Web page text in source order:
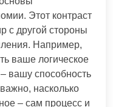
Этот контраст
с другой стороны
Например,
ваше логическое
вашу способность
насколько
– сам процесс и